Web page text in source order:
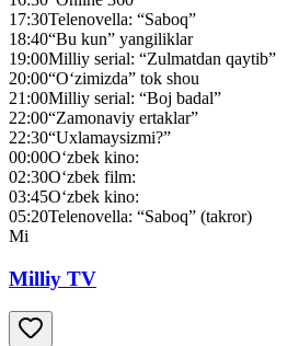
17:30Telenovella: “Saboq”
18:40“Bu kun” yangiliklar
19:00Milliy serial: “Zulmatdan qaytib”
20:00“O‘zimizda” tok shou
21:00Milliy serial: “Boj badal”
22:00“Zamonaviy ertaklar”
22:30“Uxlamaysizmi?”
00:00O‘zbek kino:
02:30O‘zbek film:
03:45O‘zbek kino:
05:20Telenovella: “Saboq” (takror)
Mi
Milliy TV